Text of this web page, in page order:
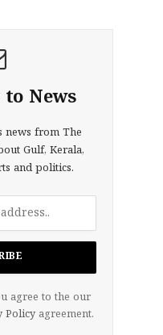
News
news from The
Gulf, Kerala,
and politics.
agree to the our
Policyagreement.